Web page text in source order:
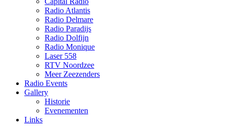
Radio Atlantis
Radio Delmare
Radio Paradijs
Radio Dolfijn
Radio Monique
Laser 558
RTV Noordzee
Meer Zeezenders
Radio Events
Gallery
Historie
Evenementen
Links